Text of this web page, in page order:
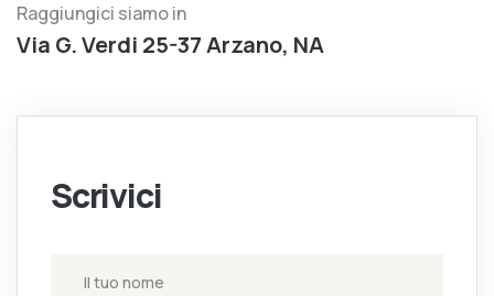
Raggiungici siamo in
Via G. Verdi 25-37 Arzano, NA
Scrivici